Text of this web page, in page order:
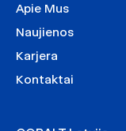
Apie Mus
Naujienos
Karjera
Kontaktai